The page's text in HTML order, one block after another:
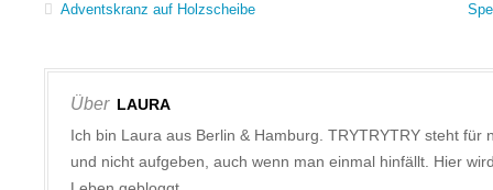
Adventskranz auf Holzscheibe
Über LAURA
Ich bin Laura aus Berlin & Hamburg. TRYTRYTRY steht
und nicht aufgeben, auch wenn man einmal hinfällt. Hier